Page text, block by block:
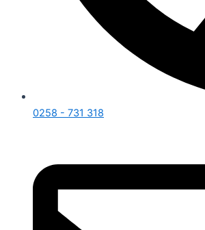
0258 - 731 318